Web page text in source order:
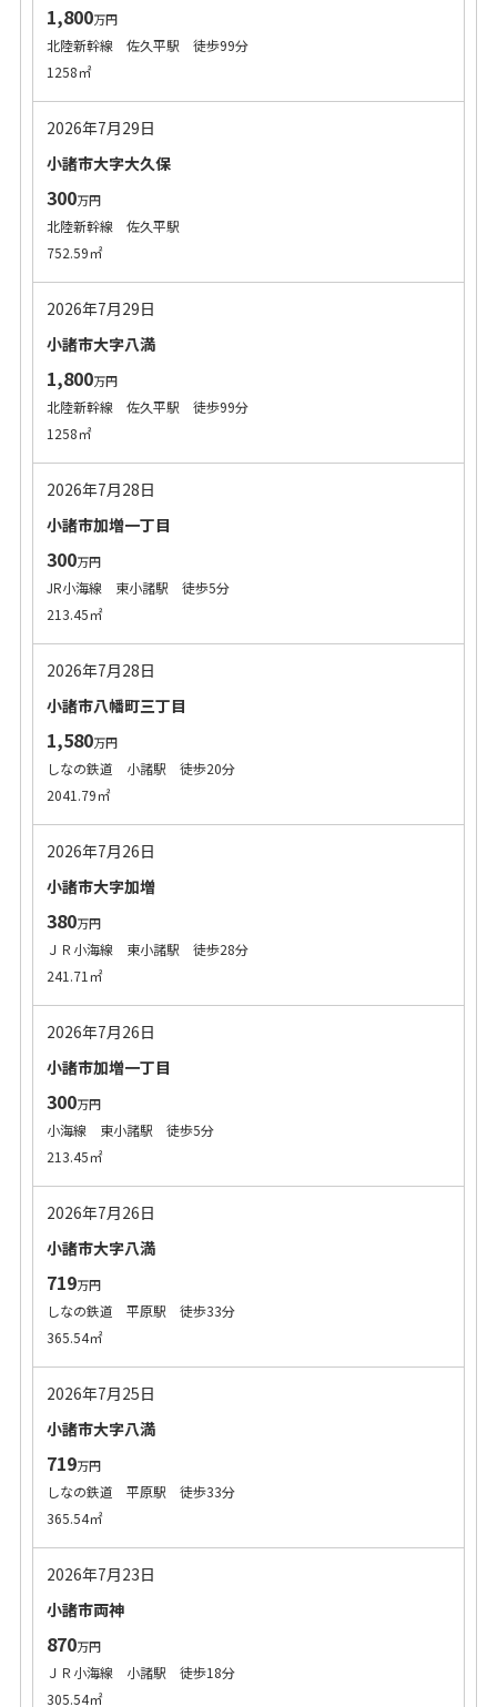
1,800万円
北陸新幹線 佐久平駅 徒歩99分
1258㎡
2026年7月29日
小諸市大字大久保
300万円
北陸新幹線 佐久平駅
752.59㎡
2026年7月29日
小諸市大字八満
1,800万円
北陸新幹線 佐久平駅 徒歩99分
1258㎡
2026年7月28日
小諸市加増一丁目
300万円
JR小海線 東小諸駅 徒歩5分
213.45㎡
2026年7月28日
小諸市八幡町三丁目
1,580万円
しなの鉄道 小諸駅 徒歩20分
2041.79㎡
2026年7月26日
小諸市大字加増
380万円
ＪＲ小海線 東小諸駅 徒歩28分
241.71㎡
2026年7月26日
小諸市加増一丁目
300万円
小海線 東小諸駅 徒歩5分
213.45㎡
2026年7月26日
小諸市大字八満
719万円
しなの鉄道 平原駅 徒歩33分
365.54㎡
2026年7月25日
小諸市大字八満
719万円
しなの鉄道 平原駅 徒歩33分
365.54㎡
2026年7月23日
小諸市両神
870万円
ＪＲ小海線 小諸駅 徒歩18分
305.54㎡